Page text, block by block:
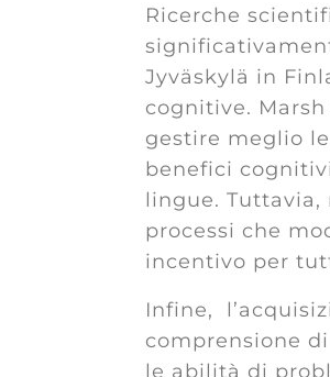
Ricerche
Jyväskylä in
cognitive.
gestire meglio
benefici
lingue.
processi che
incentivo per
Infine,
comprensione
le abilità di